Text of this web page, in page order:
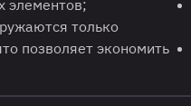
элементов;
только
позволяет экономить